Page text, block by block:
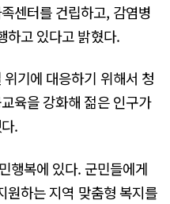
센터를 건립하고, 감염병
하고 있다고 밝혔다.
기에 대응하기 위해서 청
육을 강화해 젊은 인구가
.
행복에 있다. 군민들에게
원하는 지역 맞춤형 복지를